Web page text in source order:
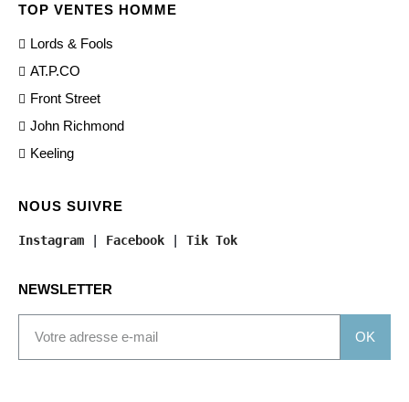
TOP VENTES HOMME
Lords & Fools
AT.P.CO
Front Street
John Richmond
Keeling
NOUS SUIVRE
Instagram Facebook Tik Tok
NEWSLETTER
OK